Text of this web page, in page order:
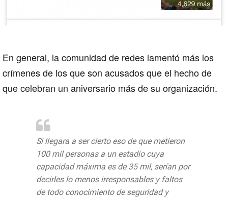
En general, la comunidad de redes lamentó más los
crímenes de los que son acusados que el hecho de
que celebran un aniversario más de su organización.
Si llegara a ser cierto eso de que metieron
100 mil personas a un estadio cuya
capacidad máxima es de 35 mil, serían por
decirles lo menos irresponsables y faltos
de todo conocimiento de seguridad y